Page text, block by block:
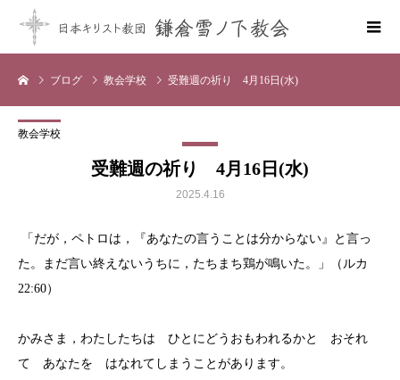
ブログ 教会学校 受難週の祈り 4月16日(水)
教会学校
受難週の祈り 4月16日(水)
2025.4.16
「だが，ペトロは，『あなたの言うことは分からない』と言っ
た。まだ言い終えないうちに，たちまち鶏が鳴いた。」（ルカ
22:60）
かみさま，わたしたちは ひとにどうおもわれるかと おそれ
て あなたを はなれてしまうことがあります。